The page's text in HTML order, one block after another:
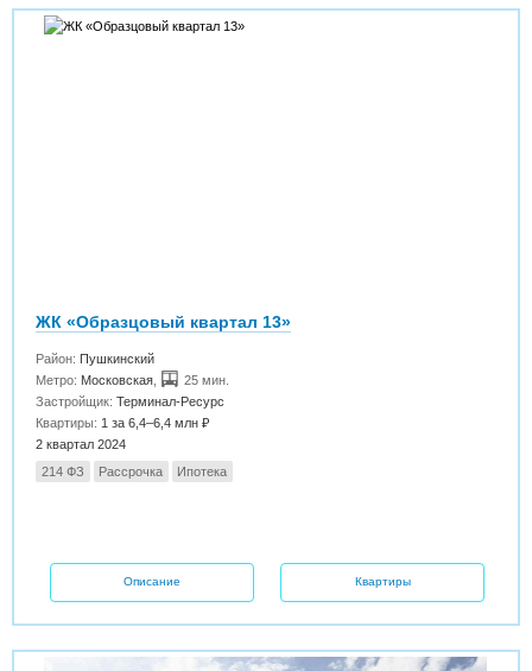
ЖК «Образцовый квартал 13»
Район: Пушкинский
Метро: Московская
25 мин.
Застройщик:Терминал-Ресурс
Квартиры: 1 за 6,4–6,4 млн ₽
2 квартал 2024
214 ФЗ
Рассрочка Ипотека
Описание Квартиры